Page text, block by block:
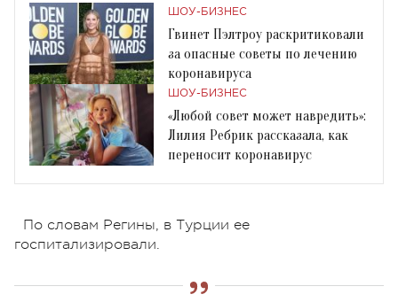
ШОУ-БИЗНЕС
Гвинет Пэлтроу раскритиковали
за опасные советы по лечению
коронавируса
ШОУ-БИЗНЕС
«Любой совет может навредить»:
Лилия Ребрик рассказала, как
переносит коронавирус
По словам Регины, в Турции ее
госпитализировали.